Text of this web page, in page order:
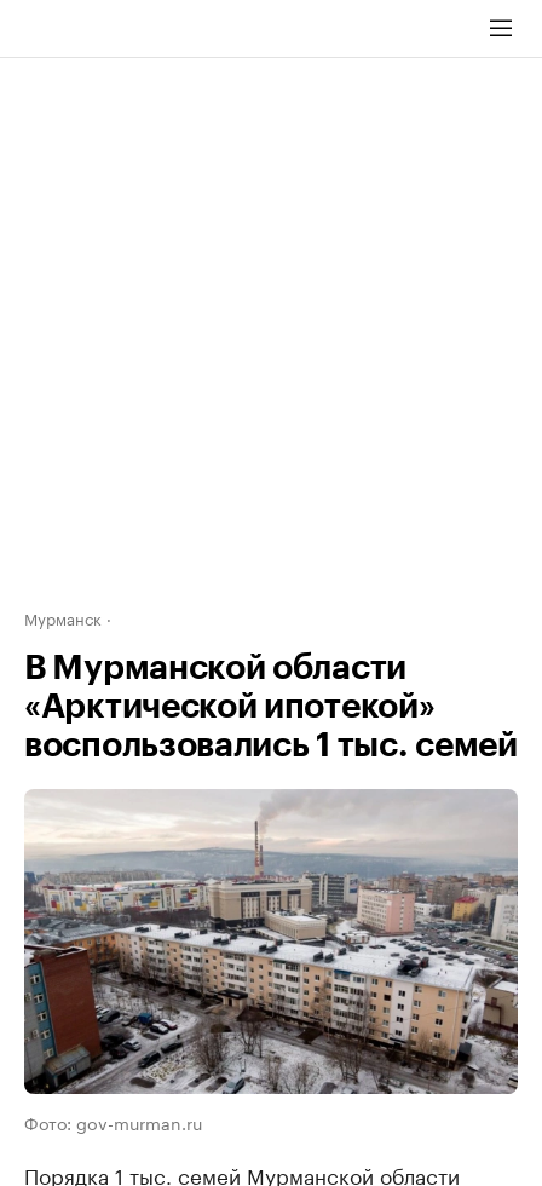
Мурманск
В Мурманской области
«Арктической ипотекой»
воспользовались 1 тыс. семей
Фото: gov-murman.ru
Порядка 1 тыс. семей Мурманской области